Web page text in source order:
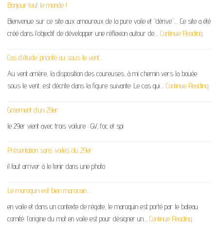
Bonjour tout le monde !
Bienvenue sur ce site aux amoureux de la pure voile et “dérive”… Ce site a été
créé dans l’objectif de développer une réflexion autour de… Continue Reading
Cas d’étude: priorité au sous le vent…
Au vent arrière, la disposition des coureuses, à mi chemin vers la bouée
sous le vent, est décrite dans la figure suivante: Le cas qui… Continue Reading
Gréement d’un 29er
le 29er vient avec trois voilure : GV, foc et spi
Présentation sans voiles du 29er
il faut arriver à le tenir dans une photo
Le maroquin est bien marocain…
en voile et dans un contexte de régate, le maroquin est porté par le bateau
comité: l’origine du mot en voile est pour désigner un… Continue Reading